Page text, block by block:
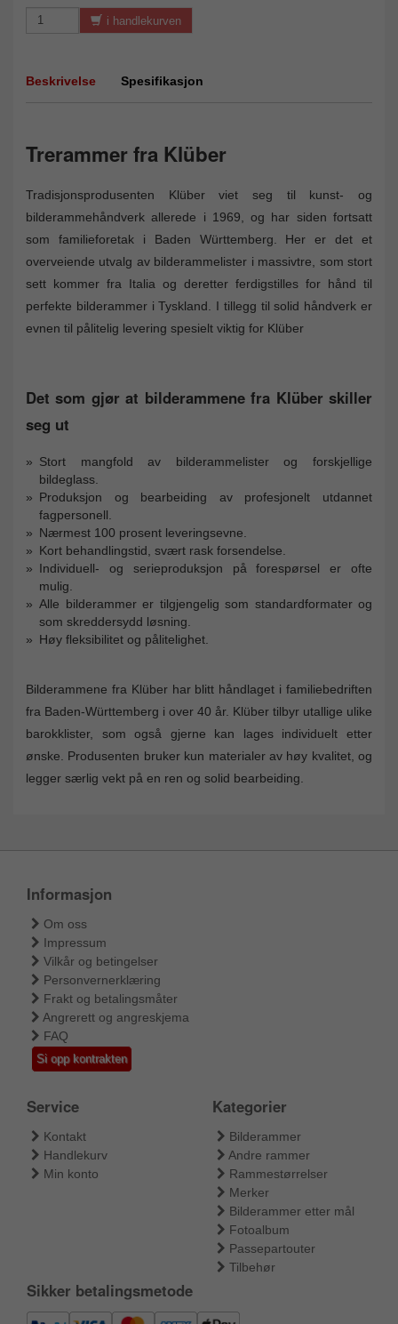
i handlekurven
Beskrivelse Spesifikasjon
Trerammer fra Klüber
Tradisjonsprodusenten Klüber viet seg til kunst- og
bilderammehåndverk allerede i 1969, og har siden fortsatt
som familieforetak i Baden Württemberg. Her er det et
overveiende utvalg av bilderammelister i massivtre, som stort
sett kommer fra Italia og deretter ferdigstilles for hånd til
perfekte bilderammer i Tyskland. I tillegg til solid håndverk er
evnen til pålitelig levering spesielt viktig for Klüber
Det som gjør at bilderammene fra Klüber skiller
seg ut
Stort mangfold av bilderammelister og forskjellige
bildeglass.
Produksjon og bearbeiding av profesjonelt utdannet
fagpersonell.
Nærmest 100 prosent leveringsevne.
Kort behandlingstid, svært rask forsendelse.
Individuell- og serieproduksjon på forespørsel er ofte
mulig.
Alle bilderammer er tilgjengelig som standardformater og
som skreddersydd løsning.
Høy fleksibilitet og pålitelighet.
Bilderammene fra Klüber har blitt håndlaget i familiebedriften
fra Baden-Württemberg i over 40 år. Klüber tilbyr utallige ulike
barokklister, som også gjerne kan lages individuelt etter
ønske. Produsenten bruker kun materialer av høy kvalitet, og
legger særlig vekt på en ren og solid bearbeiding.
Informasjon
Om oss
Impressum
Vilkår og betingelser
Personvernerklæring
Frakt og betalingsmåter
Angrerett og angreskjema
FAQ
Si opp kontrakten
Service
Kontakt
Handlekurv
Min konto
Kategorier
Bilderammer
Andre rammer
Rammestørrelser
Merker
Bilderammer etter mål
Fotoalbum
Passepartouter
Tilbehør
Sikker betalingsmetode